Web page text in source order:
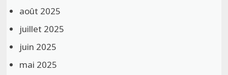
août 2025
juillet 2025
juin 2025
mai 2025